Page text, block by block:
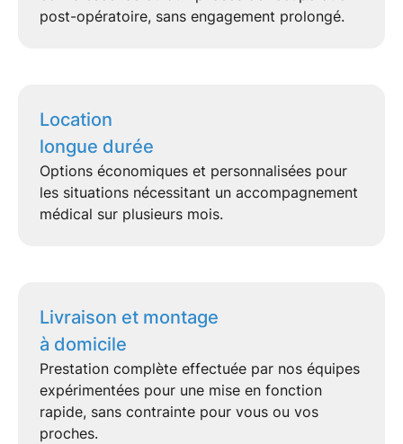
post-opératoire, sans engagement prolongé.
Location
longue durée
Options économiques et personnalisées pour
les situations nécessitant un accompagnement
médical sur plusieurs mois.
Livraison et montage
à domicile
Prestation complète effectuée par nos équipes
expérimentées pour une mise en fonction
rapide, sans contrainte pour vous ou vos
proches.